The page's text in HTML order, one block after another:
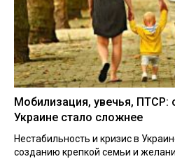
Мобилизация, увечья, ПТСР:
Украине стало сложнее
Нестабильность и кризис в
созданию крепкой семьи и